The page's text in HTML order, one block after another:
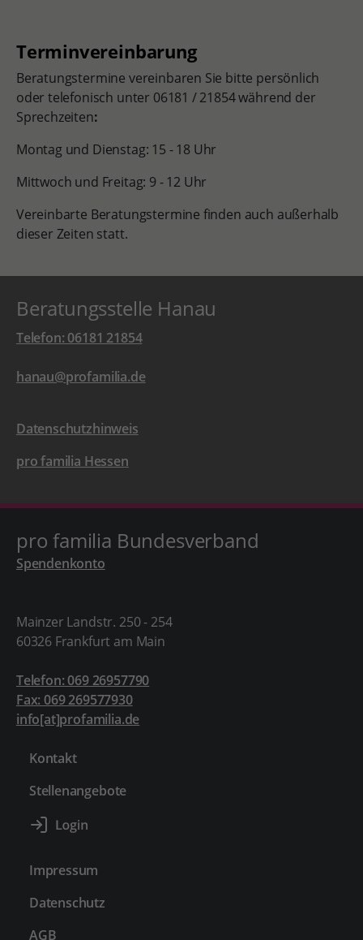
Terminvereinbarung
Beratungstermine vereinbaren Sie bitte persönlich
oder telefonisch unter 06181 / 21854 während der
Sprechzeiten:
Montag und Dienstag: 15 - 18 Uhr
Mittwoch und Freitag: 9 - 12 Uhr
Vereinbarte Beratungstermine finden auch außerhalb
dieser Zeiten statt.
Beratungsstelle Hanau
Telefon: 06181 21854
hanau@profamilia.de
Datenschutzhinweis
pro familia Hessen
pro familia Bundesverband
Spendenkonto
Mainzer Landstr. 250 - 254
60326 Frankfurt am Main
Telefon: 069 26957790
Fax: 069 269577930
info[at]profamilia.de
Kontakt
Stellenangebote
Impressum
Datenschutz
AGB